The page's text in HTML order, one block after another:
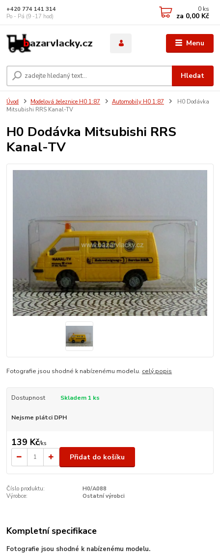
Menu
Hledat
+420 774 141 314
Po - Pá (9 -17 hod)
0 ks
za 0,00 Kč
Úvod Modelová železnice H0 1:87 Automobily H0 1:87
H0 Dodávka
Mitsubishi RRS Kanal-TV
H0 Dodávka Mitsubishi RRS
Kanal-TV
Fotografie jsou shodné k nabízenému modelu. celý popis
Dostupnost Skladem 1 ks
Nejsme plátci DPH
139 Kč/ks
Přidat do košíku
Číslo produktu:
H0/A088
Výrobce:
Ostatní výrobci
Kompletní specifikace
Fotografie jsou shodné k nabízenému modelu.